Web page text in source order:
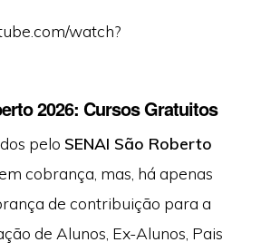
watch?
2026: Cursos Gratuitos
pelo SENAI São Roberto
cobrança, mas, há apenas
de contribuição para a
de Alunos, Ex-Alunos, Pais